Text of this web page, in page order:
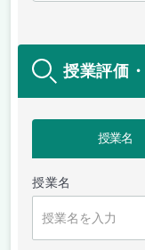
授業評価
授業名
授業名